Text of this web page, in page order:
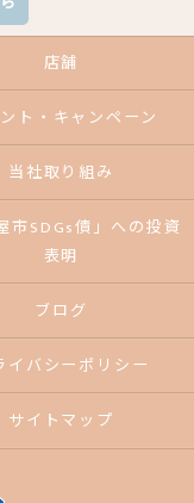
店舗
ト・キャンペーン
当社取り組み
市SDGs債」への投資
表明
ブログ
イバシーポリシー
サイトマップ